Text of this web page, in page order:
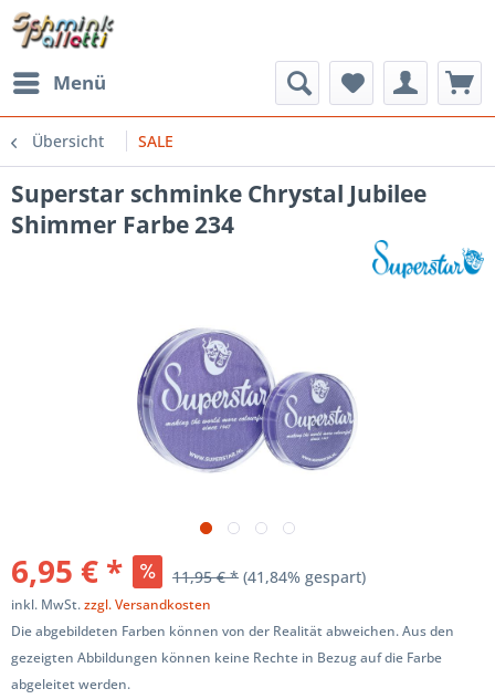
Menü
Übersicht SALE
Superstar schminke Chrystal Jubilee
Shimmer Farbe 234
6,95 € * 11,95 € * (41,84% gespart)
inkl. MwSt.zzgl. Versandkosten
Die abgebildeten Farben können von der Realität abweichen. Aus den
gezeigten Abbildungen können keine Rechte in Bezug auf die Farbe
abgeleitet werden.